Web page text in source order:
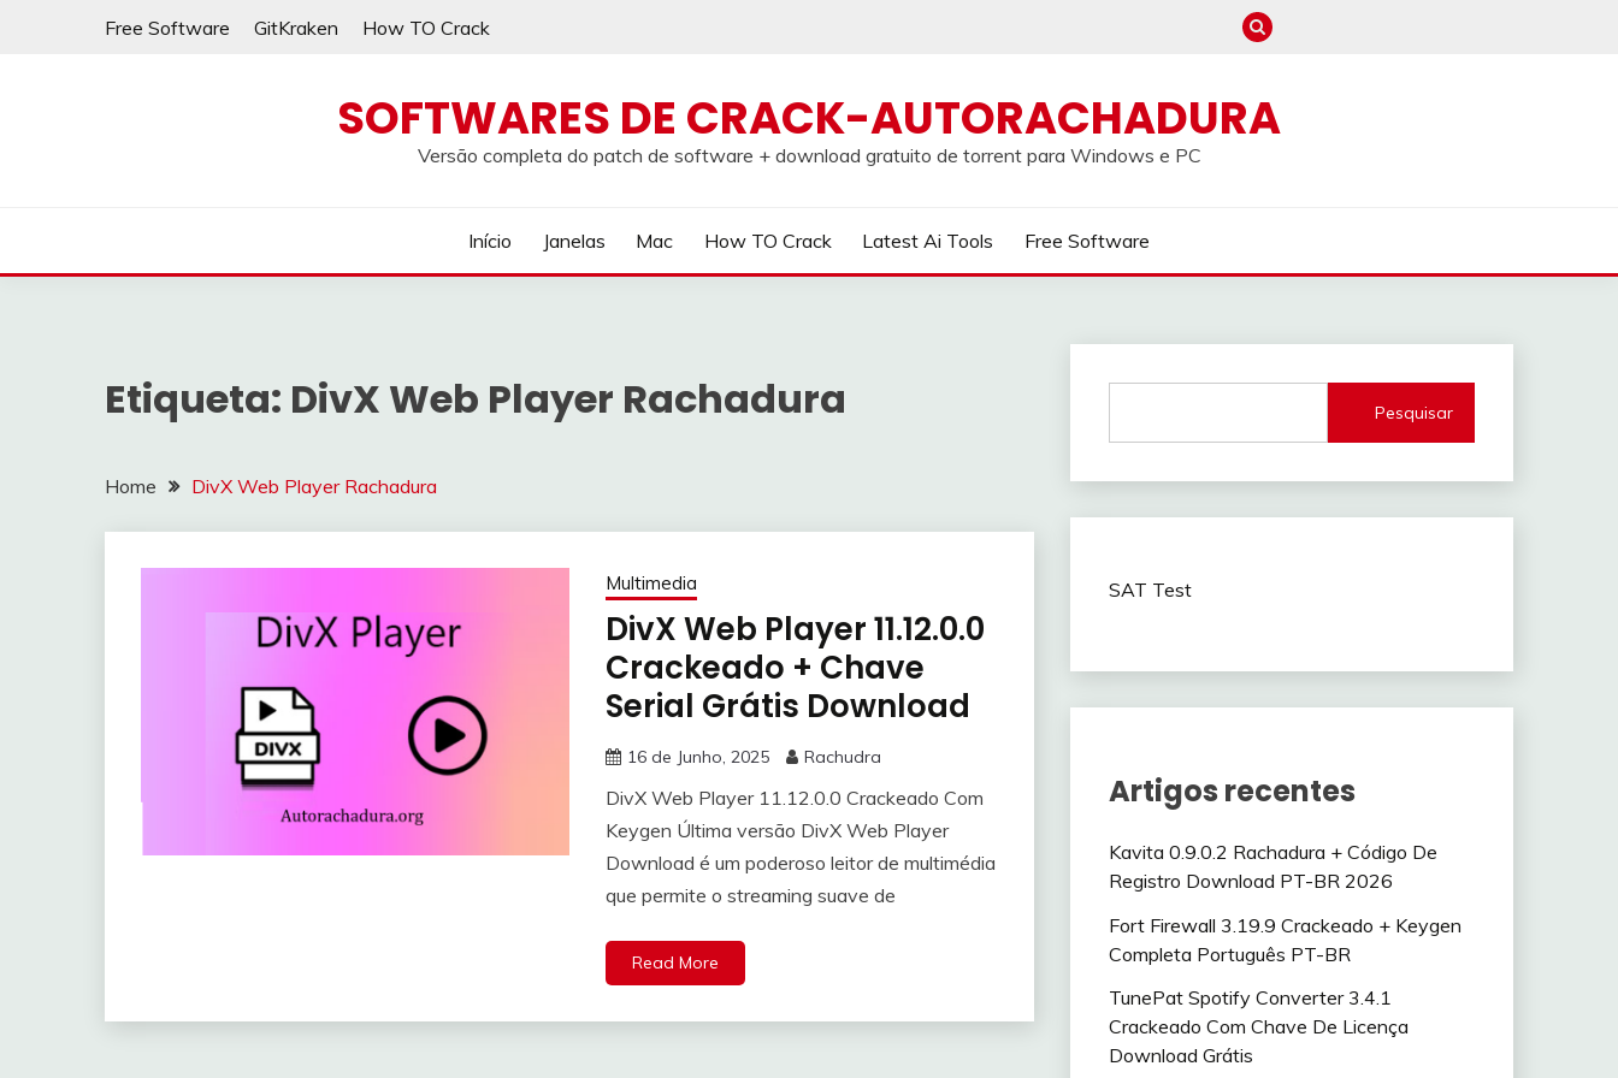
Free Software GitKraken How TO Crack
SOFTWARES DE CRACK-AUTORACHADURA
Versão completa do patch de software + download gratuito de torrent para Windows e PC
Início Janelas Mac How TO Crack Latest Ai Tools Free Software
Etiqueta: DivX Web Player Rachadura
Home DivX Web Player Rachadura
Multimedia
DivX Web Player 11.12.0.0
Crackeado + Chave
Serial Grátis Download
16 de Junho, 2025 Rachudra
DivX Web Player 11.12.0.0 Crackeado Com
Keygen Última versão DivX Web Player
Download é um poderoso leitor de multimédia
que permite o streaming suave de
Read More
Pesquisar
SAT Test
Artigos recentes
Kavita 0.9.0.2 Rachadura + Código De
Registro Download PT-BR 2026
Fort Firewall 3.19.9 Crackeado + Keygen
Completa Português PT-BR
TunePat Spotify Converter 3.4.1
Crackeado Com Chave De Licença
Download Grátis